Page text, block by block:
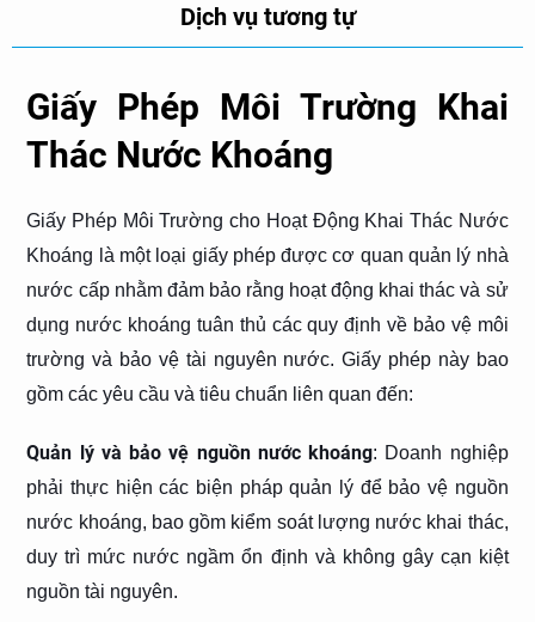
Dịch vụ tương tự
Giấy Phép Môi Trường Khai
Thác Nước Khoáng
Giấy Phép Môi Trường cho Hoạt Động Khai Thác Nước
Khoáng là một loại giấy phép được cơ quan quản lý nhà
nước cấp nhằm đảm bảo rằng hoạt động khai thác và sử
dụng nước khoáng tuân thủ các quy định về bảo vệ môi
trường và bảo vệ tài nguyên nước. Giấy phép này bao
gồm các yêu cầu và tiêu chuẩn liên quan đến:
Quản lý và bảo vệ nguồn nước khoáng: Doanh nghiệp
phải thực hiện các biện pháp quản lý để bảo vệ nguồn
nước khoáng, bao gồm kiểm soát lượng nước khai thác,
duy trì mức nước ngầm ổn định và không gây cạn kiệt
nguồn tài nguyên.